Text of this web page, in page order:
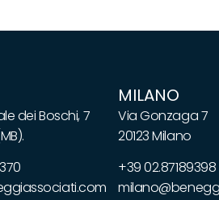
dei Boschi, 7
MILANO
Via Gonzaga 7
20123 Milano
+39 02.87189398